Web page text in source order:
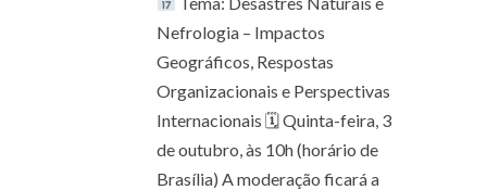
Nefrologia – Impactos
Geográficos, Respostas
Organizacionais e Perspectivas
Internacionais 🗓 Quinta-feira, 3
de outubro, às 10h (horário de
Brasília) A moderação ficará a